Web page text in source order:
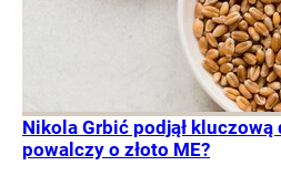
Nikola Grbić podjął kluczową
powalczy o złoto ME?